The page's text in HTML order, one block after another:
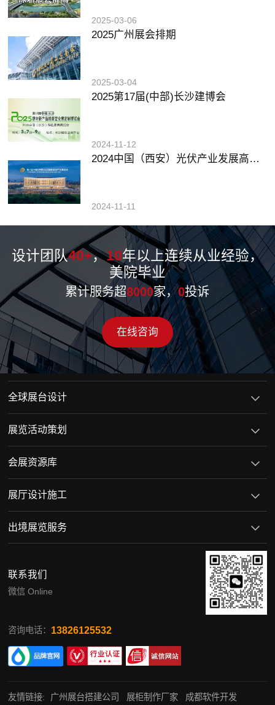
2025-03-06
2025广州展会排期
2025-03-04
2025第17届(中部)长沙建博会
2024-11-12
2024中国（西安）光伏产业发展高峰论坛暨展览会
2024-11-11
设计团队40+，10年以上连续从业经验，
美院毕业
累计服务超8000家，0投诉
在线咨询
全球展台设计
展览活动策划
会展资源库
展厅设计施工
出境展览服务
联系我们
微信 Online
咨询电话： 13826125532
友情链接: 广州展台搭建公司 展柜制作厂家 成都软件开发